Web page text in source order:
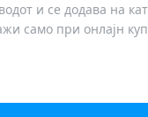
и се додава на
само при